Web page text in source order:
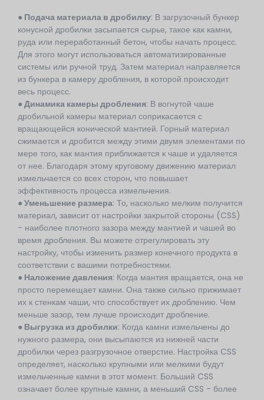
● Подача материала в дробилку: В загрузочный бункер
конусной дробилки засыпается сырье, такое как камни,
руда или переработанный бетон, чтобы начать процесс.
Для этого могут использоваться автоматизированные
системы или ручной труд. Затем материал направляется
из бункера в камеру дробления, в которой происходит
весь процесс.
● Динамика камеры дробления: В вогнутой чаше
дробильной камеры материал соприкасается с
вращающейся конической мантией. Горный материал
сжимается и дробится между этими двумя элементами по
мере того, как мантия приближается к чаше и удаляется
от нее. Благодаря этому круговому движению материал
измельчается со всех сторон, что повышает
эффективность процесса измельчения.
● Уменьшение размера: То, насколько мелким получится
материал, зависит от настройки закрытой стороны (CSS)
- наиболее плотного зазора между мантией и чашей во
время дробления. Вы можете отрегулировать эту
настройку, чтобы изменить размер конечного продукта в
соответствии с вашими потребностями.
● Наложение давления: Когда мантия вращается, она не
просто перемещает камни. Она также сильно прижимает
их к стенкам чаши, что способствует их дроблению. Чем
меньше зазор, тем лучше происходит дробление.
● Выгрузка из дробилки: Когда камни измельчены до
нужного размера, они высыпаются из нижней части
дробилки через разгрузочное отверстие. Настройка CSS
определяет, насколько крупными или мелкими будут
измельченные камни в этот момент. Больший CSS
означает более крупные камни, а меньший CSS - более